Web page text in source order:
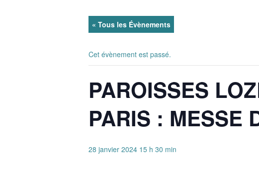
« Tous les Évènements
Cet évènement est passé.
PAROISSES
PARIS : MESSE
28 janvier 2024 15 h 30 min